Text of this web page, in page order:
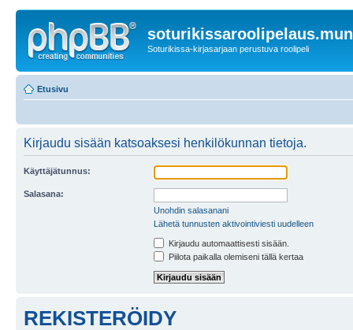
Soturikissa-kirjasarjaan perustuva roolipeli
Etusivu
Kirjaudu sisään katsoaksesi henkilökunnan tietoja.
Käyttäjätunnus:
Salasana:
Unohdin salasanani
Lähetä tunnusten aktivointiviesti uudelleen
Kirjaudu automaattisesti sisään.
Piilota paikalla olemiseni tällä kertaa
REKISTERÖIDY